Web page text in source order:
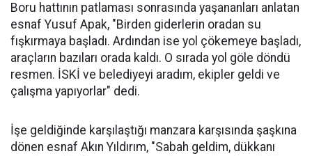
Boru hattının patlaması sonrasında yaşananları anlatan
esnaf Yusuf Apak, "Birden giderlerin oradan su
fışkırmaya başladı. Ardından ise yol çökemeye başladı,
araçların bazıları orada kaldı. O sırada yol göle döndü
resmen. İSKİ ve belediyeyi aradım, ekipler geldi ve
çalışma yapıyorlar" dedi.
İşe geldiğinde karşılaştığı manzara karşısında şaşkına
dönen esnaf Akın Yıldırım, "Sabah geldim, dükkanı